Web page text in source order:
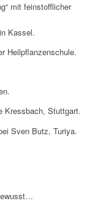
mit feinstofflicher
Kassel.
Heilpflanzenschule.
Kressbach, Stuttgart.
Sven Butz, Turiya.